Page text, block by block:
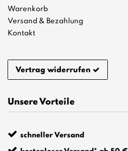
Warenkorb
Versand & Bezahlung
Kontakt
Vertrag widerrufen
Unsere Vorteile
schneller Versand